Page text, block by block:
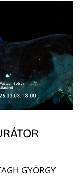
GYÖRGY